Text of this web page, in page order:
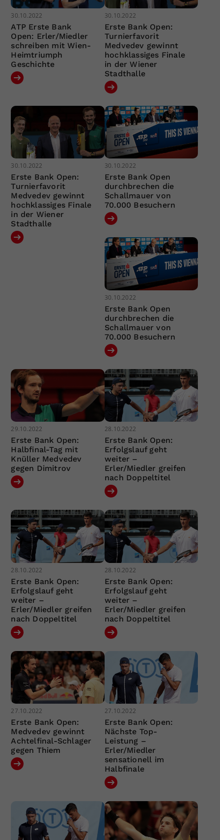
30.10.2022
ATP Erste Bank
Open: Erler/Miedler
schreiben mit Wien-
Heimtriumph
Geschichte
30.10.2022
Erste Bank Open:
Turnierfavorit
Medvedev gewinnt
hochklassiges Finale
in der Wiener
Stadthalle
30.10.2022
Erste Bank Open:
Turnierfavorit
Medvedev gewinnt
hochklassiges Finale
in der Wiener
Stadthalle
30.10.2022
Erste Bank Open
durchbrechen die
Schallmauer von
70.000 Besuchern
30.10.2022
Erste Bank Open
durchbrechen die
Schallmauer von
70.000 Besuchern
29.10.2022
Erste Bank Open:
Halbfinal-Tag mit
Knüller Medvedev
gegen Dimitrov
28.10.2022
Erste Bank Open:
Erfolgslauf geht
weiter –
Erler/Miedler greifen
nach Doppeltitel
28.10.2022
Erste Bank Open:
Erfolgslauf geht
weiter –
Erler/Miedler greifen
nach Doppeltitel
28.10.2022
Erste Bank Open:
Erfolgslauf geht
weiter –
Erler/Miedler greifen
nach Doppeltitel
27.10.2022
Erste Bank Open:
Medvedev gewinnt
Achtelfinal-Schlager
gegen Thiem
27.10.2022
Erste Bank Open:
Nächste Top-
Leistung –
Erler/Miedler
sensationell im
Halbfinale